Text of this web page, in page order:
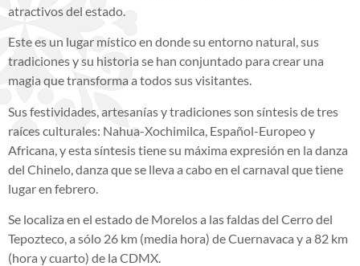
atractivos del estado.
Este es un lugar místico en donde su entorno natural, sus
tradiciones y su historia se han conjuntado para crear una
magia que transforma a todos sus visitantes.
Sus festividades, artesanías y tradiciones son síntesis de tres
raíces culturales: Nahua-Xochimilca, Español-Europeo y
Africana, y esta síntesis tiene su máxima expresión en la danza
del Chinelo, danza que se lleva a cabo en el carnaval que tiene
lugar en febrero.
Se localiza en el estado de Morelos a las faldas del Cerro del
Tepozteco, a sólo 26 km (media hora) de Cuernavaca y a 82 km
(hora y cuarto) de la CDMX.